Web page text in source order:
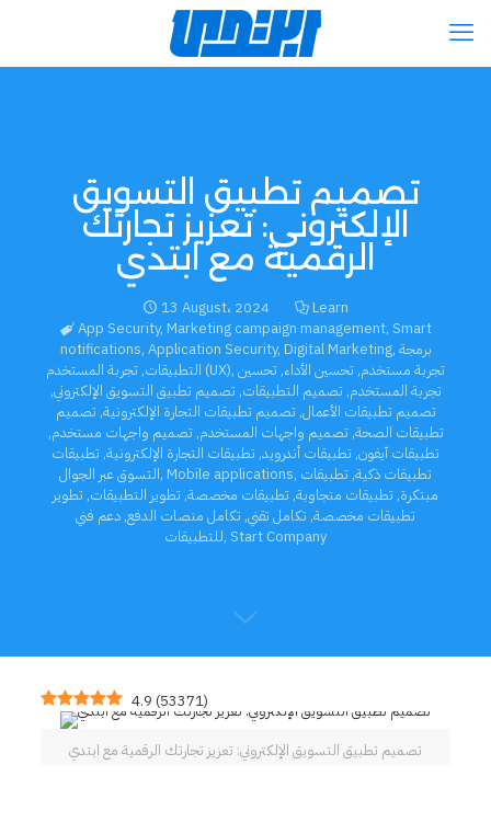
تصميم تطبيق التسويق
الإلكتروني: تعزيز تجارتك
الرقمية مع ابتدي
13 August، 2024
Learn
App Security, Marketing campaign management, Smart
notifications, Application Security, Digital Marketing, برمجة
التطبيقات, تجربة المستخدم (UX), تجربة مستخدم, تحسين الأداء, تحسين
تجربة المستخدم, تصميم التطبيقات, تصميم تطبيق التسويق الإلكتروني,
تصميم تطبيقات الأعمال, تصميم تطبيقات التجارة الإلكترونية, تصميم
تطبيقات الصحة, تصميم واجهات المستخدم, تصميم واجهات مستخدم,
تطبيقات آيفون, تطبيقات أندرويد, تطبيقات التجارة الإلكترونية, تطبيقات
التسوق عبر الجوال, Mobile applications, تطبيقات ذكية, تطبيقات
مبتكرة, تطبيقات متجاوبة, تطبيقات مخصصة, تطوير التطبيقات, تطوير
تطبيقات مخصصة, تكامل تقني, تكامل منصات الدفع, دعم فني
للتطبيقات, Start Company
4.9 (53371)
تصميم تطبيق التسويق الإلكتروني: تعزيز تجارتك الرقمية مع ابتدي